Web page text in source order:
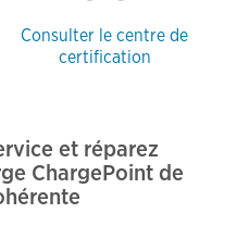
Consulter le centre de
certification
et réparez
ChargePoint de